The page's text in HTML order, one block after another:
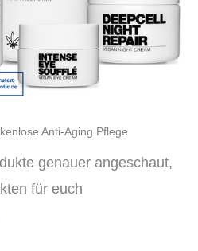
Anti-Aging Pflege
genauer angeschaut,
für euch